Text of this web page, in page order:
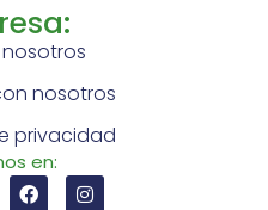
nosotros
privacidad
en: